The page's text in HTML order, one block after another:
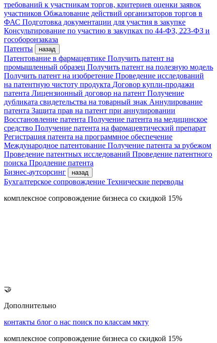
требований к участникам торгов, критериев оценки заявок
участников Обжалование действий организаторов торгов в
ФАС Подготовка документации для участия в закупке
Консультирование по участию в закупках по 44-ФЗ, 223-ФЗ и
гособоронзаказа
Патенты
назад
Патентование в фармацевтике Получить патент на
промышленный образец Получить патент на полезную модель
Получить патент на изобретение Проведение исследований
на патентную чистоту продукта Договор купли-продажи
патента Лицензионный договор на патент Получение
дубликата свидетельства на товарный знак Аннулирование
патента Защита прав на патент при аннулировании
Восстановление патента Получение патента на медицинское
средство Получение патента на фармацевтический препарат
Регистрация патента на программное обеспечение
Международное патентование Получение патента за рубежом
Проведение патентных исследований Проведение патентного
поиска Продление патента
Бизнес-аутсорсинг
назад
Бухгалтерское сопровождение Технические переводы
комплексное сопровождение бизнеса со скидкой 15%
🤝
Дополнительно
контакты блог о нас поиск по классам мкту
комплексное сопровождение бизнеса со скидкой 15%